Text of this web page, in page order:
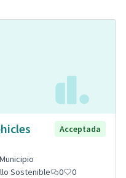
Acceptada
Municipio
Sostenible
0 0